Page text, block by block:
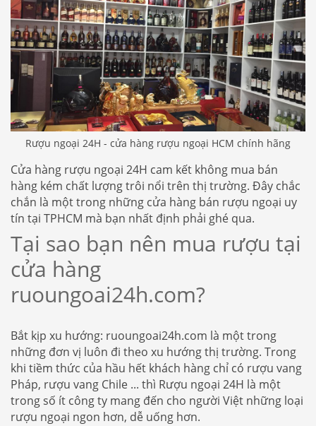
Rượu ngoại 24H - cửa hàng rượu ngoại HCM chính hãng
Cửa hàng rượu ngoại 24H cam kết không mua bán
hàng kém chất lượng trôi nổi trên thị trường. Đây chắc
chắn là một trong những cửa hàng bán rượu ngoại uy
tín tại TPHCM mà bạn nhất định phải ghé qua.
Tại sao bạn nên mua rượu tại
cửa hàng
ruoungoai24h.com?
Bắt kịp xu hướng: ruoungoai24h.com là một trong
những đơn vị luôn đi theo xu hướng thị trường. Trong
khi tiềm thức của hầu hết khách hàng chỉ có rượu vang
Pháp, rượu vang Chile ... thì Rượu ngoại 24H là một
trong số ít công ty mang đến cho người Việt những loại
rượu ngoại ngon hơn, dễ uống hơn.